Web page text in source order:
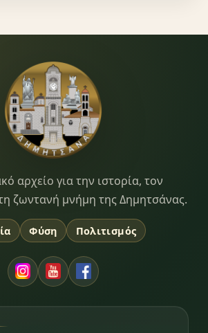
αρχείο για την ιστορία, τον
ζωντανή μνήμη της Δημητσάνας.
Φύση Πολιτισμός